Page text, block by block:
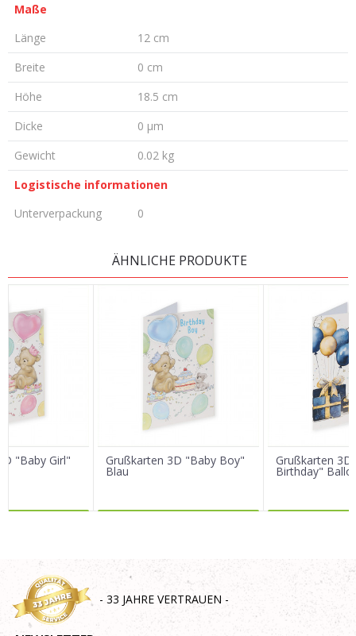
Maße
Länge
12 cm
Breite
0 cm
Höhe
18.5 cm
Dicke
0 µm
Gewicht
0.02 kg
Logistische informationen
Unterverpackung
0
E-Mail
Nachricht
ÄHNLICHE PRODUKTE
"Baby Girl" Grußkarten 3D "Baby Boy"
Blau
Grußkarten 3D
Birthday"
- 33 JAHRE VERTRAUEN -